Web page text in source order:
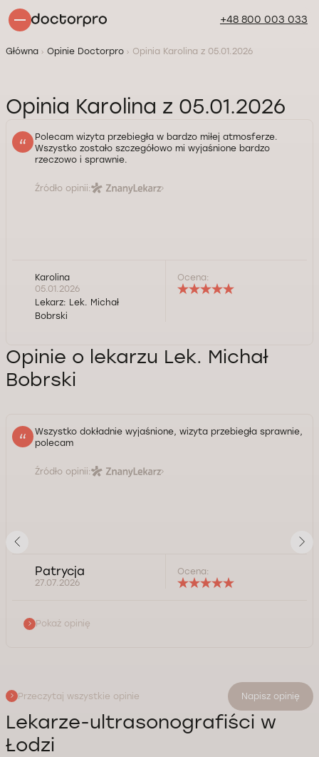
+48 800 003 033
Główna Opinie Doctorpro Opinia Karolina z 05.01.2026
Opinia Karolina z 05.01.2026
Polecam wizyta przebiegła w bardzo miłej atmosferze.
Wszystko zostało szczegółowo mi wyjaśnione bardzo
rzeczowo i sprawnie.
Źródło opinii:
Karolina
05.01.2026
Lekarz: Lek. Michał
Bobrski
Ocena:
Opinie o lekarzu Lek. Michał
Bobrski
Wszystko dokładnie wyjaśnione, wizyta przebiegła sprawnie,
polecam
Źródło opinii:
Patrycja
27.07.2026
Ocena:
Pokaż opinię
Przeczytaj wszystkie opinie Napisz opinię
Lekarze-ultrasonografiści w
Łodzi